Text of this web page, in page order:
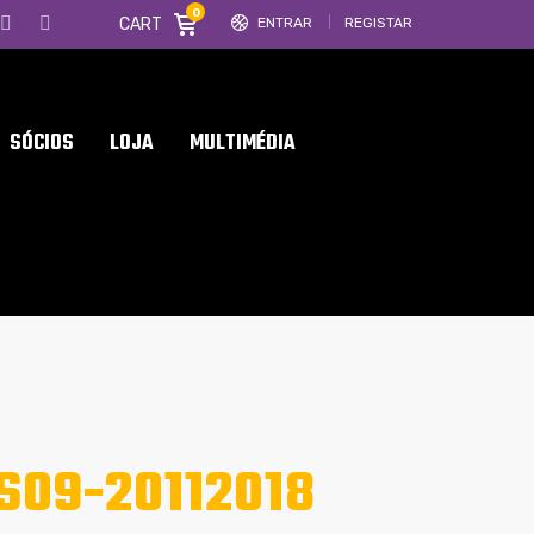
ENTRAR REGISTAR
CART
0
SÓCIOS LOJA MULTIMÉDIA
20112018